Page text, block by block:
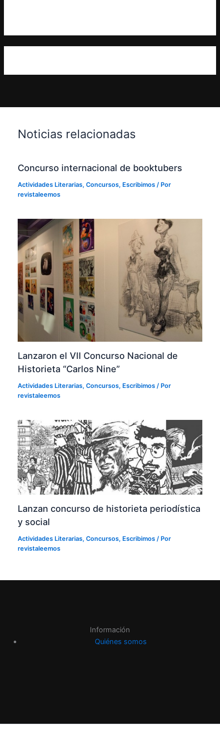
Noticias relacionadas
Concurso internacional de booktubers
Actividades Literarias,Concursos, Escribimos / Por
revistaleemos
Lanzaron el VII Concurso Nacional de
Historieta “Carlos Nine”
Actividades Literarias,Concursos, Escribimos / Por
revistaleemos
Lanzan concurso de historieta periodística
y social
Actividades Literarias,Concursos, Escribimos / Por
revistaleemos
Información
Quiénes somos